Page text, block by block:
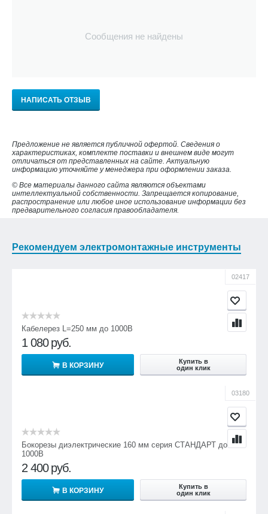
Сообщения не найдены
НАПИСАТЬ ОТЗЫВ
Предложение не является публичной офертой. Сведения о
характеристиках, комплекте поставки и внешнем виде могут
отличаться от представленных на сайте. Актуальную
информацию уточняйте у менеджера при оформлении заказа.
© Все материалы данного сайта являются объектами
интеллектуальной собственности. Запрещается копирование,
распространение или любое иное использование информации без
предварительного согласия правообладателя.
Рекомендуем электромонтажные инструменты
02417
Кабелерез L=250 мм до 1000В
1 080 руб.
В КОРЗИНУ
Купить в
один клик
03180
Бокорезы диэлектрические 160 мм серия СТАНДАРТ до
1000В
2 400 руб.
В КОРЗИНУ
Купить в
один клик